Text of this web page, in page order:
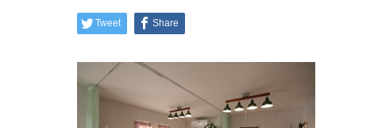
Tweet Share